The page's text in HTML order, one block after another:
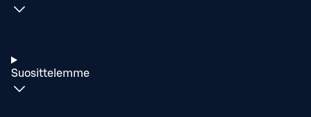
Suosittelemme